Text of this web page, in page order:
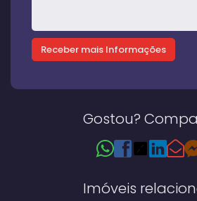
Gostou?
Imóveis